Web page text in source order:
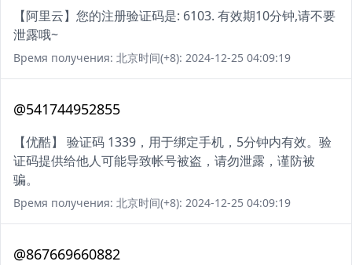
【阿里云】您的注册验证码是: 6103. 有效期10分钟,请不要
泄露哦~
Время получения: 北京时间(+8): 2024-12-25 04:09:19
@541744952855
【优酷】 验证码 1339，用于绑定手机，5分钟内有效。验
证码提供给他人可能导致帐号被盗，请勿泄露，谨防被
骗。
Время получения: 北京时间(+8): 2024-12-25 04:09:19
@867669660882